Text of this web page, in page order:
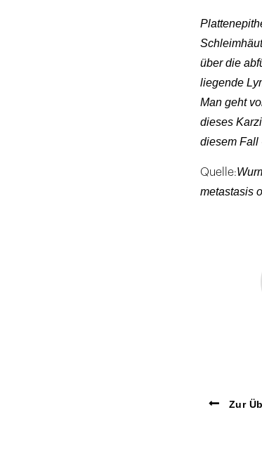
über die
liegende
Man geht
dieses
diesem Fall
Quelle:
metastasis
Zur